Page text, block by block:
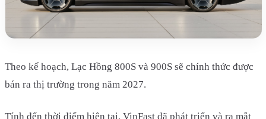
Theo kế hoạch, Lạc Hồng 800S và 900S sẽ chính thức được
bán ra thị trường trong năm 2027.
Tính đến thời điểm hiện tại, VinFast đã phát triển và ra mắt